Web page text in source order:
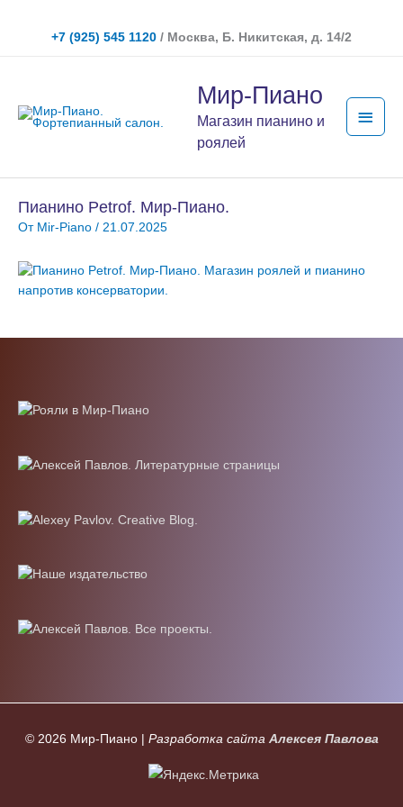
содержимому
+7 (925) 545 1120 / Москва, Б. Никитская, д. 14/2
Мир-Пиано
Магазин пианино и
роялей
меню
Пианино Petrof. Мир-Пиано.
От Mir-Piano / 21.07.2025
© 2026 Мир-Пиано| Разработка сайта Алексея Павлова